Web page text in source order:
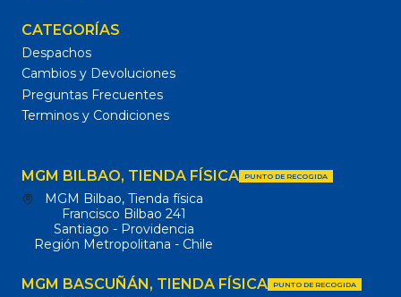
CATEGORÍAS
Despachos
Cambios y Devoluciones
Preguntas Frecuentes
Terminos y Condiciones
MGM BILBAO, TIENDA FÍSICA PUNTO DE RECOGIDA
MGM Bilbao, Tienda física
Francisco Bilbao 241
Santiago - Providencia
Región Metropolitana - Chile
MGM BASCUÑÁN, TIENDA FÍSICA PUNTO DE RECOGIDA